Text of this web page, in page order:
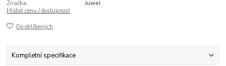
Značka:
Juwel
Hlídat cenu / dostupnost
Do oblíbených
Kompletní specifikace